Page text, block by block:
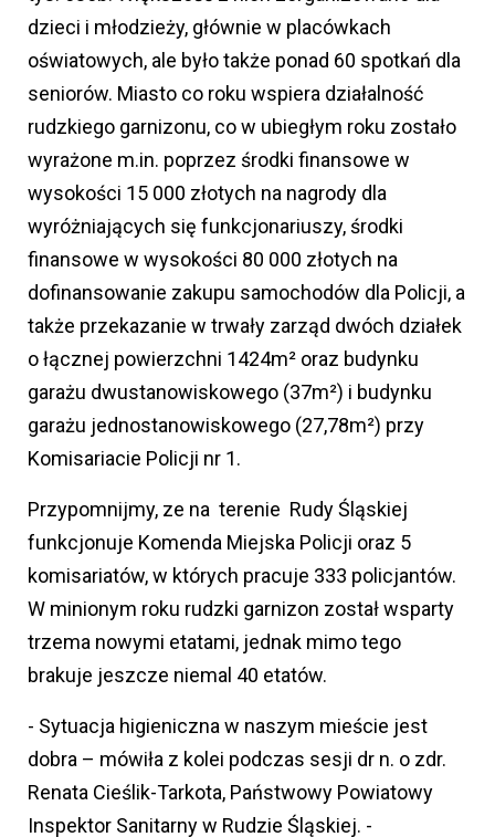
dzieci i młodzieży, głównie w placówkach
oświatowych, ale było także ponad 60 spotkań dla
seniorów. Miasto co roku wspiera działalność
rudzkiego garnizonu, co w ubiegłym roku zostało
wyrażone m.in. poprzez środki finansowe w
wysokości 15 000 złotych na nagrody dla
wyróżniających się funkcjonariuszy, środki
finansowe w wysokości 80 000 złotych na
dofinansowanie zakupu samochodów dla Policji, a
także przekazanie w trwały zarząd dwóch działek
o łącznej powierzchni 1424m² oraz budynku
garażu dwustanowiskowego (37m²) i budynku
garażu jednostanowiskowego (27,78m²) przy
Komisariacie Policji nr 1.
Przypomnijmy, ze na terenie Rudy Śląskiej
funkcjonuje Komenda Miejska Policji oraz 5
komisariatów, w których pracuje 333 policjantów.
W minionym roku rudzki garnizon został wsparty
trzema nowymi etatami, jednak mimo tego
brakuje jeszcze niemal 40 etatów.
- Sytuacja higieniczna w naszym mieście jest
dobra – mówiła z kolei podczas sesji dr n. o zdr.
Renata Cieślik-Tarkota, Państwowy Powiatowy
Inspektor Sanitarny w Rudzie Śląskiej. -